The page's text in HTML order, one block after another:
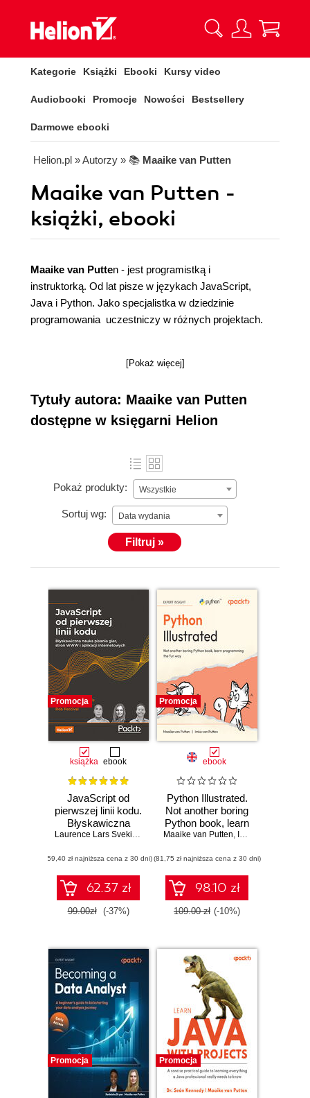
Kategorie Książki Ebooki Kursy video
Audiobooki Promocje Nowości Bestsellery
Darmowe ebooki
Helion.pl » Autorzy » 📚 Maaike van Putten
Maaike van Putten -
książki, ebooki
Maaike van Putten - jest programistką i
instruktorką. Od lat pisze w językach JavaScript,
Java i Python. Jako specjalistka w dziedzinie
programowania uczestniczy w różnych projektach.
[Pokaż więcej]
Tytuły autora: Maaike van Putten
dostępne w księgarni Helion
Pokaż produkty: Wszystkie
Sortuj wg: Data wydania
Filtruj »
Promocja
książka ebook
JavaScript od
pierwszej linii kodu.
Błyskawiczna
nauka pisania gier,
aplikacji
internetowych
Laurence Lars Svekis
, Maaike van Putten ,Rob Percival
(59,40 zł najniższa cena z 30 dni)
62.37 zł
99.00zł (-37%)
Promocja
ebook
Python Illustrated.
Not another boring
Python book, learn
programming the
Maaike van Putten,
(81,75 zł najniższa cena z 30 dni)
98.10 zł
109.00 zł (-10%)
Promocja Promocja